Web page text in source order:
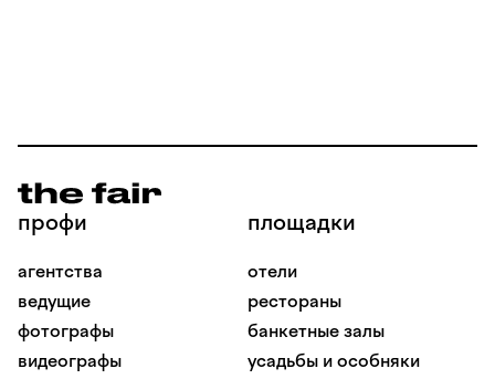
профи
агентства
ведущие
фотографы
видеографы
площадки
отели
рестораны
банкетные залы
усадьбы и особняки